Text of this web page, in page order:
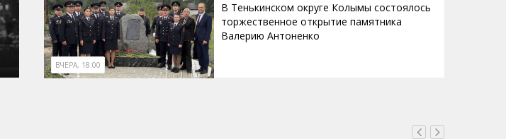
ВЧЕРА, 18:00
В Тенькинском округе Колымы состоялось
торжественное открытие памятника
Валерию Антоненко